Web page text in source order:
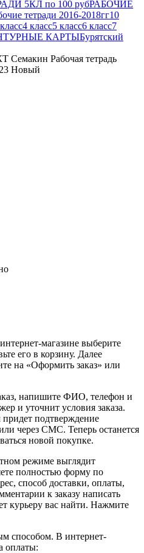
5КЛ по 100 рубРАБОЧИЕ
тетради 2016-2018гг10
4 класс5 класс6 класс7
КАРТЫБурятский
Семакин Рабочая тетрадь
Новый
магазине выберите
его в корзину. Далее
на «Оформить заказ» или
напишите ФИО, телефон и
и уточнит условия заказа.
придет подтверждение
через СМС. Теперь останется
новой покупке.
режиме выглядит
полностью форму по
способ доставки, оплаты,
к заказу написать
курьеру вас найти. Нажмите
способом. В интернет-
оплаты: